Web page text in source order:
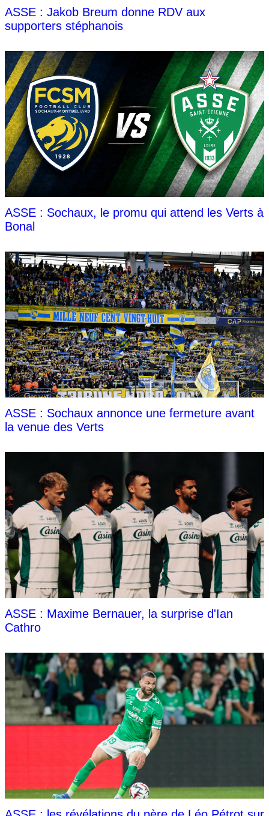
ASSE : Jakob Breum donne RDV aux
supporters stéphanois
ASSE : Sochaux, le promu qui attend les Verts à
Bonal
ASSE : Sochaux annonce une fermeture avant
la venue des Verts
ASSE : Maxime Bernauer, la surprise d'Ian
Cathro